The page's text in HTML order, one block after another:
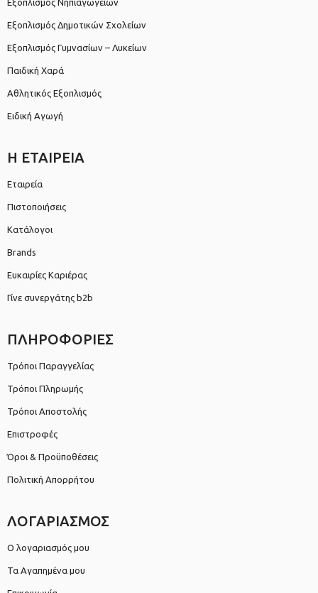
Εξοπλισμός Δημοτικών Σχολείων
Εξοπλισμός Γυμνασίων – Λυκείων
Παιδική Χαρά
Αθλητικός Εξοπλισμός
Ειδική Αγωγή
Η ΕΤΑΙΡΕΙΑ
Εταιρεία
Πιστοποιήσεις
Κατάλογοι
Brands
Ευκαιρίες Καριέρας
Γίνε συνεργάτης b2b
ΠΛΗΡΟΦΟΡΙΕΣ
Τρόποι Παραγγελίας
Τρόποι Πληρωμής
Τρόποι Αποστολής
Επιστροφές
Όροι & Προϋποθέσεις
Πολιτική Απορρήτου
ΛΟΓΑΡΙΑΣΜΟΣ
Ο λογαριασμός μου
Τα Αγαπημένα μου